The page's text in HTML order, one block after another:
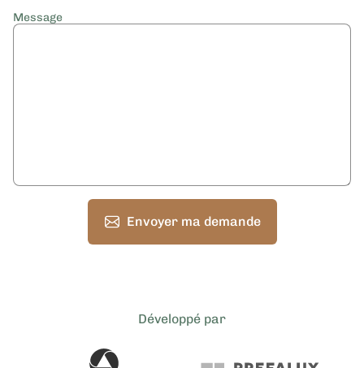
Message
Envoyer ma demande
Développé par